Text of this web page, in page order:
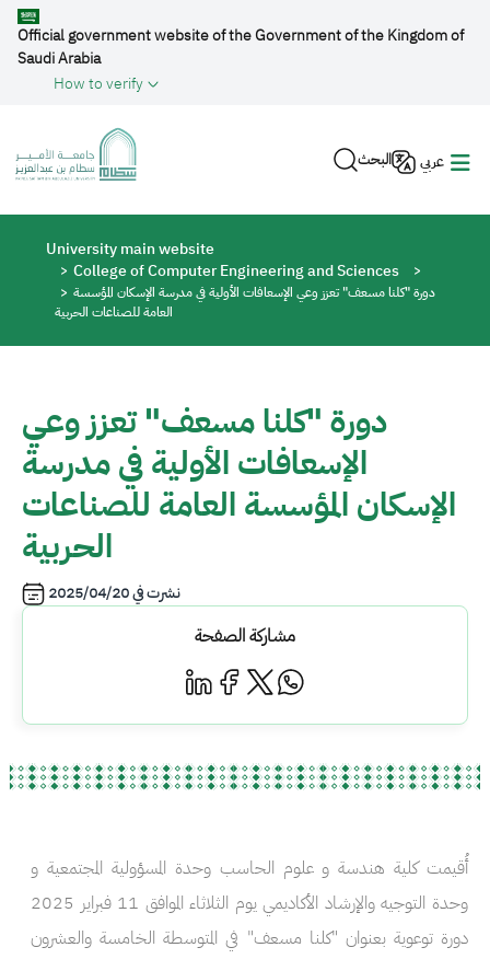
Skip to main content
Official government website of the Government of the Kingdom of
Saudi Arabia
How to verify
البحث عربي
Breadcrumb
University main website
College of Computer Engineering and Sciences
دورة "كلنا مسعف" تعزز وعي الإسعافات الأولية في مدرسة الإسكان المؤسسة
العامة للصناعات الحربية
دورة "كلنا مسعف" تعزز وعي
الإسعافات الأولية في مدرسة
الإسكان المؤسسة العامة للصناعات
الحربية
نشرت في2025/04/20
مشاركة الصفحة
أُقيمت كلية هندسة و علوم الحاسب وحدة المسؤولية المجتمعية و
وحدة التوجيه والإرشاد الأكاديمي يوم الثلاثاء الموافق 11 فبراير 2025
دورة توعوية بعنوان "كلنا مسعف" في المتوسطة الخامسة والعشرون